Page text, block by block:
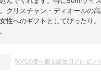
クリスチャン・ディオールの
性へのギフトとしてぴったり
50代の妻へ贈る誕生日プレゼン